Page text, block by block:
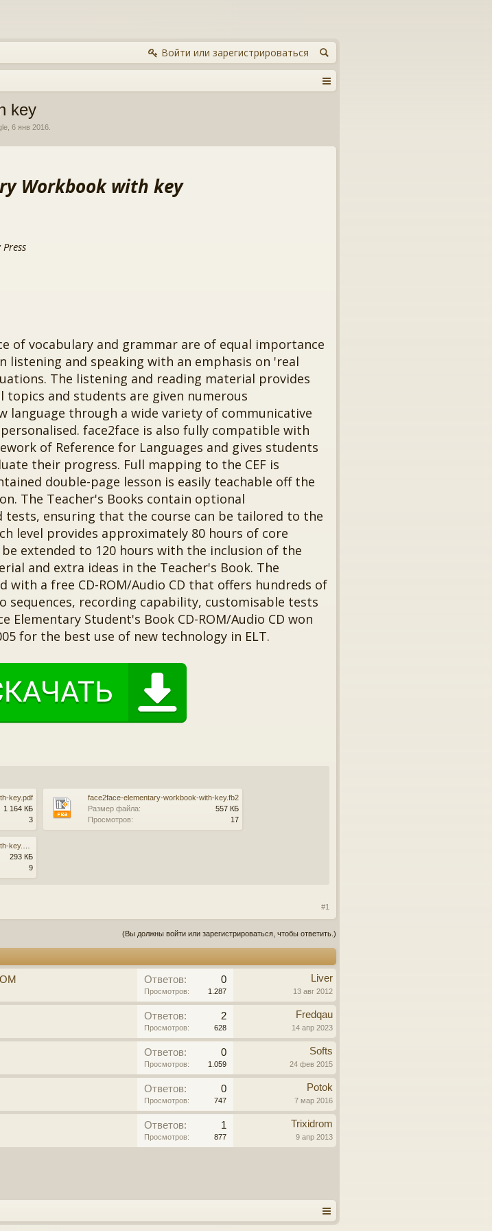
Войти или зарегистрироваться
key
6 янв 2016
Workbook with key
of vocabulary and grammar are of equal importance
listening and speaking with an emphasis on 'real
The listening and reading material provides
topics and students are given numerous
language through a wide variety of communicative
face2face is also fully compatible with
of Reference for Languages and gives students
their progress. Full mapping to the CEF is
double-page lesson is easily teachable off the
The Teacher's Books contain optional
tests, ensuring that the course can be tailored to the
level provides approximately 80 hours of core
extended to 120 hours with the inclusion of the
and extra ideas in the Teacher's Book. The
with a free CD-ROM/Audio CD that offers hundreds of
sequences, recording capability, customisable tests
Elementary Student's Book CD-ROM/Audio CD won
for the best use of new technology in ELT.
key.pdf
1 164 КБ
3
face2face-elementary-workbook-with-key.fb2
Размер файла:
557 КБ
Просмотров:
17
293 КБ
9
#1
(Вы должны войти или зарегистрироваться, чтобы ответить.)
Ответов: 0
Просмотров: 1.287
Liver
13 авг 2012
Ответов: 2
Просмотров: 628
Fredqau
14 апр 2023
Ответов: 0
Просмотров: 1.059
Softs
24 фев 2015
Ответов: 0
Просмотров: 747
Potok
7 мар 2016
Ответов: 1
Просмотров: 877
Trixidrom
9 апр 2013